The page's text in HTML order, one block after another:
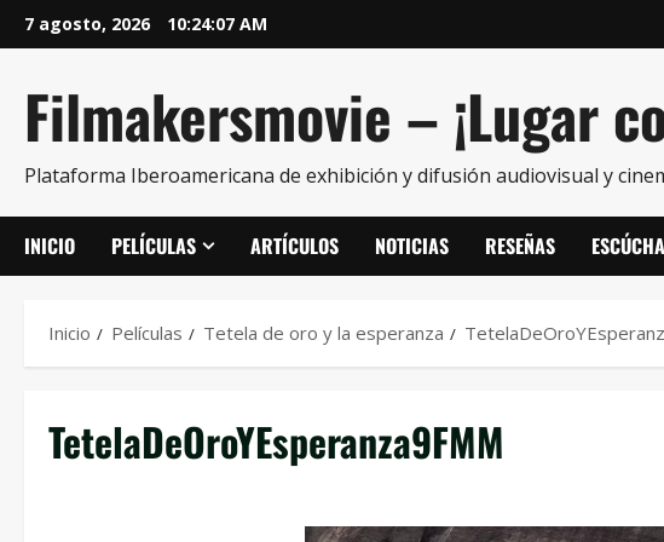
7 agosto, 2026 10:24:08 AM
Filmakersmovie – ¡Lugar
Plataforma Iberoamericana de exhibición y difusión audiovisual y
INICIO PELÍCULAS ARTÍCULOS NOTICIAS RESEÑAS
Inicio Películas Tetela de oro y la esperanza
TetelaDeOroYEsperanza9FMM